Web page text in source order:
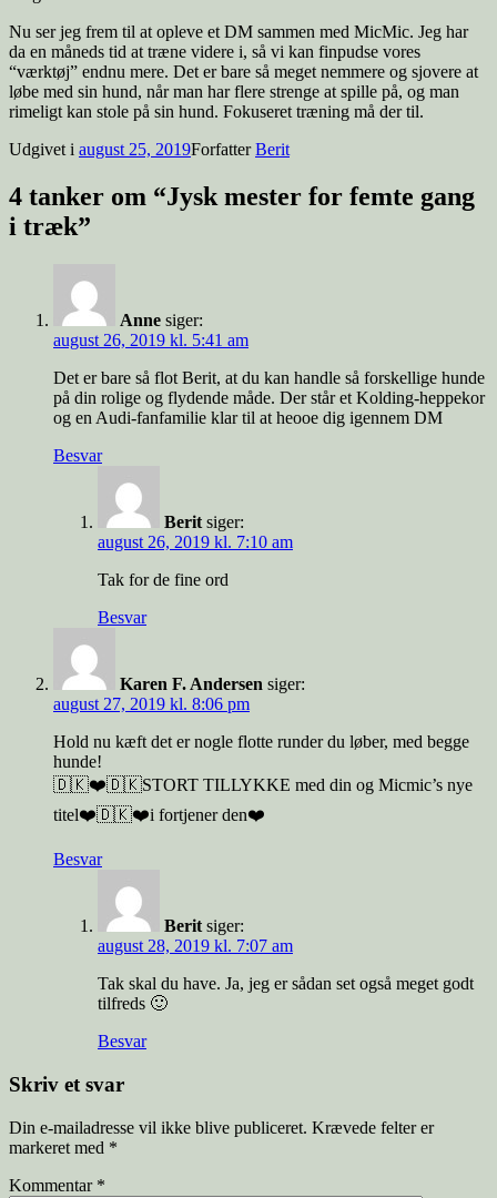
Nu ser jeg frem til at opleve et DM sammen med MicMic. Jeg har
da en måneds tid at træne videre i, så vi kan finpudse vores
“værktøj” endnu mere. Det er bare så meget nemmere og sjovere at
løbe med sin hund, når man har flere strenge at spille på, og man
rimeligt kan stole på sin hund. Fokuseret træning må der til.
Udgivet i august 25, 2019ForfatterBerit
4 tanker om “Jysk mester for femte gang
i træk”
Anne siger:
august 26, 2019 kl. 5:41 am
Det er bare så flot Berit, at du kan handle så forskellige hunde
på din rolige og flydende måde. Der står et Kolding-heppekor
og en Audi-fanfamilie klar til at heooe dig igennem DM
Besvar
Berit siger:
august 26, 2019 kl. 7:10 am
Tak for de fine ord
Besvar
Karen F. Andersen siger:
august 27, 2019 kl. 8:06 pm
Hold nu kæft det er nogle flotte runder du løber, med begge
hunde!
🇩🇰❤️🇩🇰STORT TILLYKKE med din og Micmic’s nye
titel❤️🇩🇰❤️i fortjener den❤️
Besvar
Berit siger:
august 28, 2019 kl. 7:07 am
Tak skal du have. Ja, jeg er sådan set også meget godt
tilfreds 🙂
Besvar
Skriv et svar
Din e-mailadresse vil ikke blive publiceret. Krævede felter er
markeret med *
Kommentar *